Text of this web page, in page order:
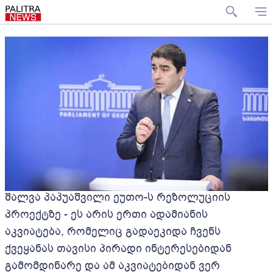
შალვა პაპუაშვილი ეუთო-ს რეზოლუციის
პროექტზე - ეს არის ერთი ადამიანის
აკვიატება, რომელიც გადაეკიდა ჩვენს
ქვეყანას თავისი პირადი ინტერესებიდან
გამომდინარე და ამ აკვიატებიდან ვერ